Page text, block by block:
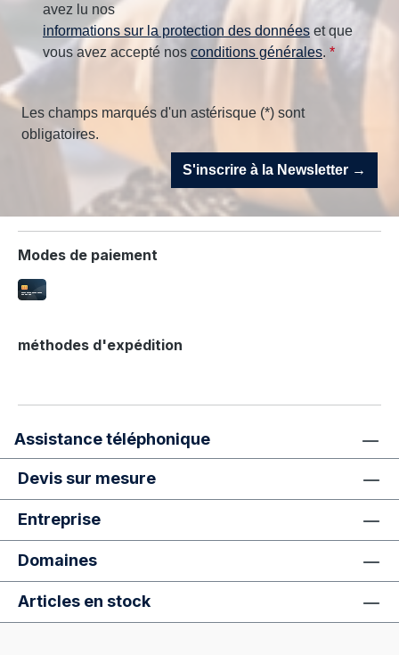
avez lu nos
informations sur la protection des données et que
vous avez accepté nos conditions générales. *
Les champs marqués d'un astérisque (*) sont
obligatoires.
S'inscrire à la Newsletter →
Modes de paiement
méthodes d'expédition
Assistance téléphonique
Devis sur mesure
Entreprise
Domaines
Articles en stock